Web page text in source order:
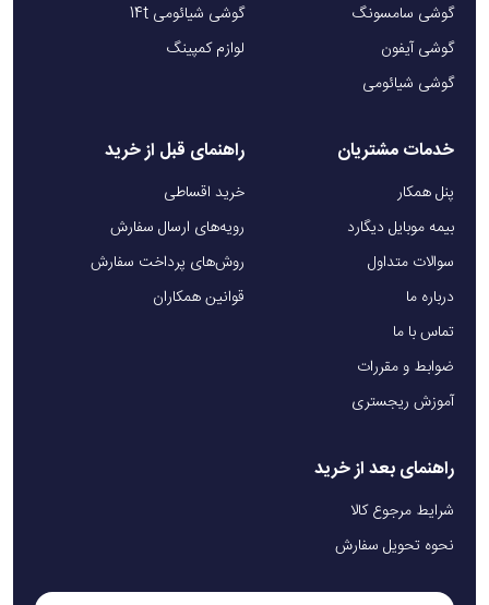
گوشی سامسونگ
گوشی آیفون
گوشی شیائومی
گوشی شیائومی 14t
لوازم کمپینگ
خدمات مشتریان
پنل همکار
بیمه موبایل دیگارد
سوالات متداول
درباره ما
تماس با ما
ضوابط و مقررات
آموزش ریجستری
راهنمای قبل از خرید
خرید اقساطی
رویه‌های ارسال سفارش
روش‌های پرداخت سفارش
قوانین همکاران
راهنمای بعد از خرید
شرایط مرجوع کالا
نحوه تحویل سفارش